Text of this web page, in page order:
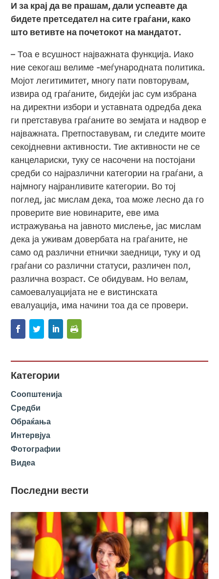
И за крај да ве прашам, дали успеавте да
бидете претседател на сите граѓани, како
што ветивте на почетокот на мандатот.
– Тоа е всушност најважната функција. Иако
ние секогаш велиме -меѓународната политика.
Мојот легитимитет, многу пати повторувам,
извира од граѓаните, бидејќи јас сум избрана
на директни избори и уставната одредба дека
ги претставува граѓаните во земјата и надвор е
најважната. Претпоставувам, ги следите моите
секојдневни активности. Тие активности не се
канцелариски, туку се насочени на постојани
средби со најразлични категории на граѓани, а
најмногу најранливите категории. Во тој
поглед, јас мислам дека, тоа може лесно да го
проверите вие новинарите, еве има
истражувања на јавното мислење, јас мислам
дека ја уживам довербата на граѓаните, не
само од различни етнички заедници, туку и од
граѓани со различни статуси, различен пол,
различна возраст. Се обидувам. Но велам,
самоевалуацијата не е вистинската
евалуација, има начини тоа да се провери.
Категории
Соопштенија
Средби
Обраќања
Интервјуа
Фотографии
Видеа
Последни вести